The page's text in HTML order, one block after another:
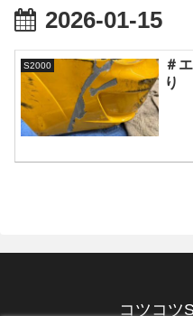
2026-01-15
S2000
＃
り
コツコツ